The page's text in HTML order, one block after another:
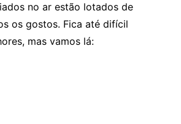
no ar estão lotados de
os gostos. Fica até difícil
mas vamos lá: